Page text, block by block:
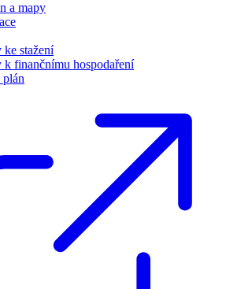
a mapy
stažení
k finančnímu hospodaření